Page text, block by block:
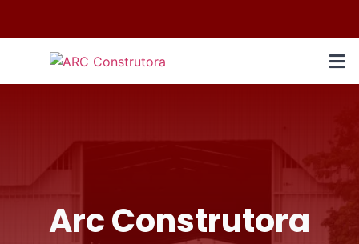
Arc Construtora